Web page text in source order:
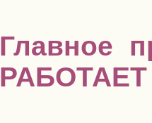
Главное